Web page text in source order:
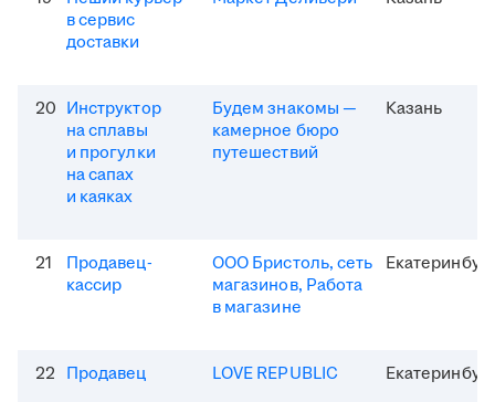
в сервис
доставки
20 Инструктор
на сплавы
и прогулки
на сапах
и каяках
Будем знакомы —
камерное бюро
путешествий
Казань
21
Продавец-
кассир
ООО Бристоль, сеть
магазинов, Работа
в магазине
22 Продавец LOVE REPUBLIC